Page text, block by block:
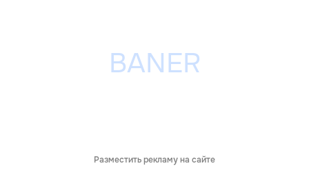
Разместить рекламу на сайте